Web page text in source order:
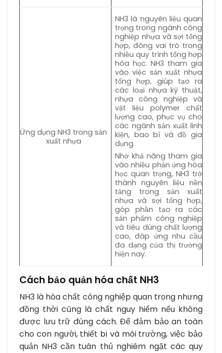
Ứng dụng NH3 trong sản
xuất nhựa
NH3 là nguyên liệu quan
trọng trong ngành công
nghiệp nhựa và sợi tổng
hợp, đóng vai trò trong
nhiều quy trình tổng hợp
hóa học. NH3 tham gia
vào việc sản xuất nhựa
tổng hợp, giúp tạo ra
các loại nhựa kỹ thuật,
nhựa công nghiệp và
vật liệu polymer chất
lượng cao, phục vụ cho
các ngành sản xuất linh
kiện, bao bì và đồ gia
dụng.
Nhờ khả năng tham gia
vào nhiều phản ứng hóa
học quan trọng, NH3 trở
thành nguyên liệu nền
tảng trong sản xuất
nhựa và sợi tổng hợp,
góp phần tạo ra các
sản phẩm công nghiệp
và tiêu dùng chất lượng
cao, đáp ứng nhu cầu
đa dạng của thị trường
hiện nay.
Cách bảo quản hóa chất NH3
NH3 là hóa chất công nghiệp quan trọng nhưng
đồng thời cũng là chất nguy hiểm nếu không
được lưu trữ đúng cách. Để đảm bảo an toàn
cho con người, thiết bị và môi trường, việc bảo
quản NH3 cần tuân thủ nghiêm ngặt các quy